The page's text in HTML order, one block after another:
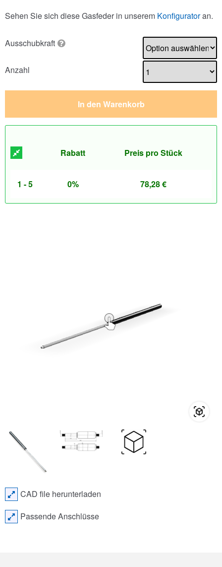
Sehen Sie sich diese Gasfeder in unserem Konfiguratoran.
Ausschubkraft
Anzahl
In den Warenkorb
Rabatt Preis pro Stück
1 - 5 0% 78,28€
CAD file herunterladen
Passende Anschlüsse